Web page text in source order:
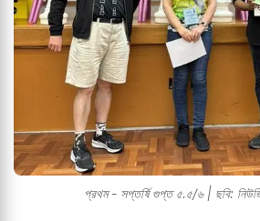
প্রথম - সপ্তর্ষি গুপ্ত ৫.৫/৬ | ছবি: